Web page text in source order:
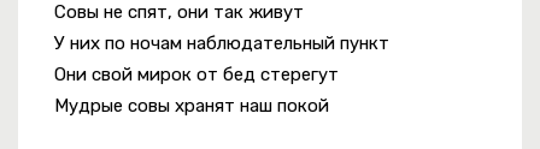
Совы не спят, они так живут
У них по ночам наблюдательный пункт
Они свой мирок от бед стерегут
Мудрые совы хранят наш покой